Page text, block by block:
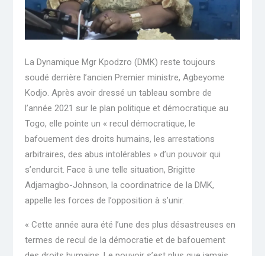
La Dynamique Mgr Kpodzro (DMK) reste toujours
soudé derrière l’ancien Premier ministre, Agbeyome
Kodjo. Après avoir dressé un tableau sombre de
l’année 2021 sur le plan politique et démocratique au
Togo, elle pointe un « recul démocratique, le
bafouement des droits humains, les arrestations
arbitraires, des abus intolérables » d’un pouvoir qui
s’endurcit. Face à une telle situation, Brigitte
Adjamagbo-Johnson, la coordinatrice de la DMK,
appelle les forces de l’opposition à s’unir.
« Cette année aura été l’une des plus désastreuses en
termes de recul de la démocratie et de bafouement